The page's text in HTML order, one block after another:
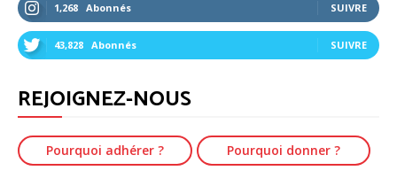
1,268 Abonnés SUIVRE
43,828 Abonnés SUIVRE
REJOIGNEZ-NOUS
Pourquoi adhérer ? Pourquoi donner ?